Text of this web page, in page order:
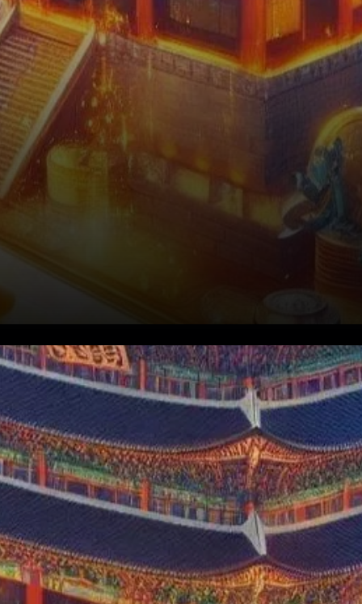
Le 19 juillet 2024, la Corée du
Sud a franchi un pas
monumental dans la régulation
de son marché florissant…